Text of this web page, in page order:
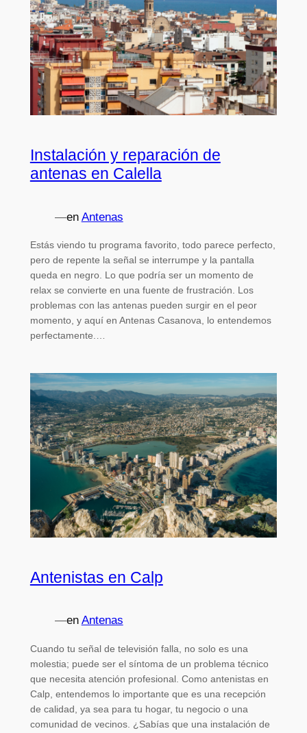
Instalación y reparación de
antenas en Calella
—en Antenas
Estás viendo tu programa favorito, todo parece perfecto,
pero de repente la señal se interrumpe y la pantalla
queda en negro. Lo que podría ser un momento de
relax se convierte en una fuente de frustración. Los
problemas con las antenas pueden surgir en el peor
momento, y aquí en Antenas Casanova, lo entendemos
perfectamente.…
Antenistas en Calp
—en Antenas
Cuando tu señal de televisión falla, no solo es una
molestia; puede ser el síntoma de un problema técnico
que necesita atención profesional. Como antenistas en
Calp, entendemos lo importante que es una recepción
de calidad, ya sea para tu hogar, tu negocio o una
comunidad de vecinos. ¿Sabías que una instalación de